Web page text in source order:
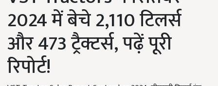
2024 में बेचे 2,110 टिलर्स
और 473 ट्रैक्टर्स, पढ़ें पूरी
रिपोर्ट!